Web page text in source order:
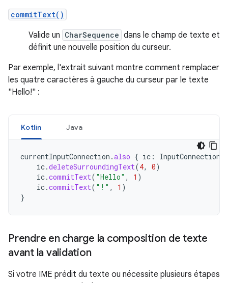
commitText()
Valide un CharSequence dans le champ de texte et
définit une nouvelle position du curseur.
Par exemple, l'extrait suivant montre comment remplacer
les quatre caractères à gauche du curseur par le texte
"Hello!" :
Kotlin Java
currentInputConnection .also { ic : InputConnection
ic.deleteSurroundingText(4, 0)
ic.commitText( "Hello" , 1 )
ic.commitText( "!" , 1 )
}
Prendre en charge la composition de texte
avant la validation
Si votre IME prédit du texte ou nécessite plusieurs étapes